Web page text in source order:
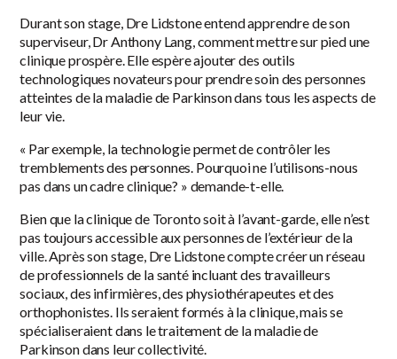
Durant son stage, Dre Lidstone entend apprendre de son
superviseur, Dr Anthony Lang, comment mettre sur pied une
clinique prospère. Elle espère ajouter des outils
technologiques novateurs pour prendre soin des personnes
atteintes de la maladie de Parkinson dans tous les aspects de
leur vie.
« Par exemple, la technologie permet de contrôler les
tremblements des personnes. Pourquoi ne l’utilisons-nous
pas dans un cadre clinique? » demande-t-elle.
Bien que la clinique de Toronto soit à l’avant-garde, elle n’est
pas toujours accessible aux personnes de l’extérieur de la
ville. Après son stage, Dre Lidstone compte créer un réseau
de professionnels de la santé incluant des travailleurs
sociaux, des infirmières, des physiothérapeutes et des
orthophonistes. Ils seraient formés à la clinique, mais se
spécialiseraient dans le traitement de la maladie de
Parkinson dans leur collectivité.